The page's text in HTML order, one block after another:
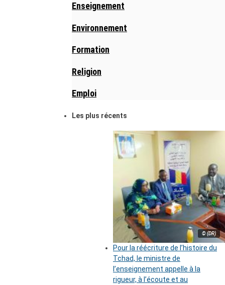
Enseignement
Environnement
Formation
Religion
Emploi
Les plus récents
© (DR)
Pour la réécriture de l’histoire du
Tchad, le ministre de
l’enseignement appelle à la
rigueur, à l’écoute et au